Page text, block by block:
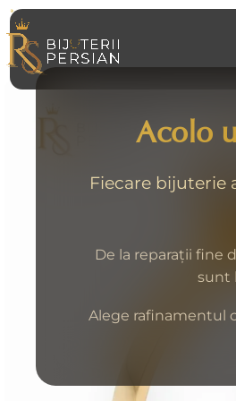
Acolo
Fiecare bijuterie
De la reparații fine
sunt
Alege rafinamentul